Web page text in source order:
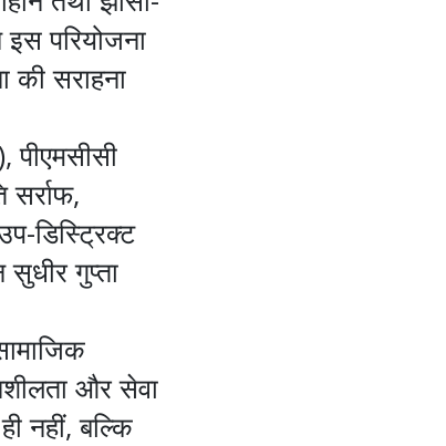
परियोजना
सराहना
पीएमसीसी
डिस्ट्रिक्ट
सुधीर गुप्ता
और सेवा
नहीं, बल्कि